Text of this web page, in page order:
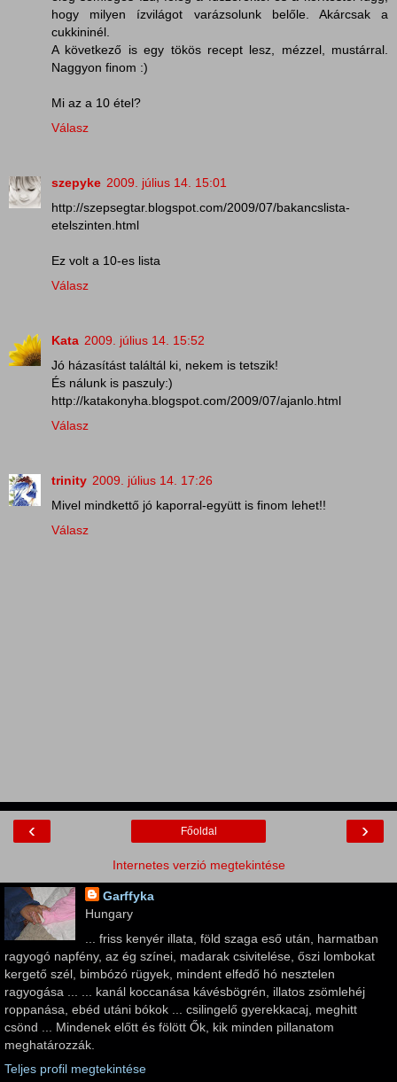
hogy milyen ízvilágot varázsolunk belőle. Akárcsak a
cukkininél.
A következő is egy tökös recept lesz, mézzel, mustárral.
Naggyon finom :)
Mi az a 10 étel?
Válasz
szepyke 2009. július 14. 15:01
http://szepsegtar.blogspot.com/2009/07/bakancslista-
etelszinten.html
Ez volt a 10-es lista
Válasz
Kata 2009. július 14. 15:52
Jó házasítást találtál ki, nekem is tetszik!
És nálunk is paszuly:)
http://katakonyha.blogspot.com/2009/07/ajanlo.html
Válasz
trinity 2009. július 14. 17:26
Mivel mindkettő jó kaporral-együtt is finom lehet!!
Válasz
‹ ›
Főoldal
Internetes verzió megtekintése
Garffyka
Hungary
... friss kenyér illata, föld szaga eső után, harmatban
ragyogó napfény, az ég színei, madarak csivitelése, őszi lombokat
kergető szél, bimbózó rügyek, mindent elfedő hó nesztelen
ragyogása ... ... kanál koccanása kávésbögrén, illatos zsömlehéj
roppanása, ebéd utáni bókok ... csilingelő gyerekkacaj, meghitt
csönd ... Mindenek előtt és fölött Ők, kik minden pillanatom
meghatározzák.
Teljes profil megtekintése